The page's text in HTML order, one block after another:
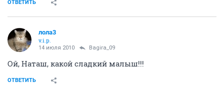
ОТВЕТИТЬ
лола3
v.i.p.
14 июля 2010 Bagira_09
Ой, Наташ, какой сладкий малыш!!!
ОТВЕТИТЬ